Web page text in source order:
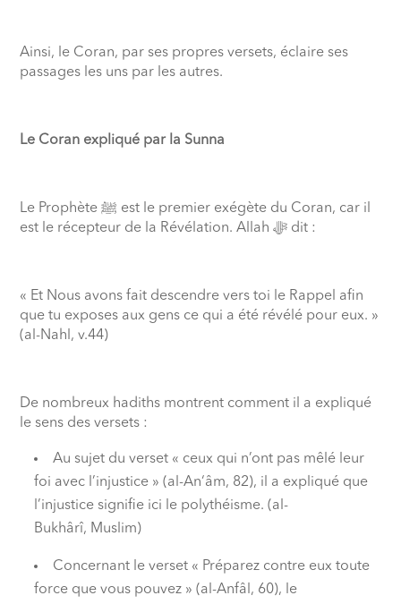
Ainsi, le Coran, par ses propres versets, éclaire ses
passages les uns par les autres.
Le Coran expliqué par la Sunna
Le Prophète
est le premier exégète du Coran, car il
est le récepteur de la Révélation. Allah
dit :
« Et Nous avons fait descendre vers toi le Rappel afin
que tu exposes aux gens ce qui a été révélé pour eux. »
(al-Nahl, v.44)
De nombreux hadiths montrent comment il a expliqué
le sens des versets :
Au sujet du verset « ceux qui n’ont pas mêlé leur
foi avec l’injustice » (al-An‘âm, 82), il a expliqué que
l’injustice signifie ici le polythéisme. (al-
Bukhârî, Muslim)
Concernant le verset « Préparez contre eux toute
force que vous pouvez » (al-Anfâl, 60), le